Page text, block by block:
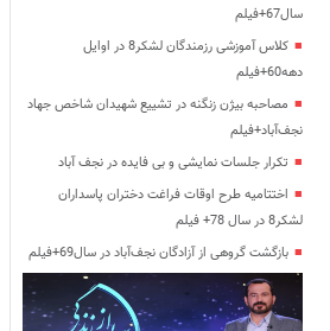
سال67+فیلم
کلاس آموزشی رزمندگان لشکر8 در اوایل
دهه60+فیلم
مصاحبه بیژن زنگنه در تشییع شهیدان شاخص جهاد
نجف‌آباد+فیلم
تکرار جلسات نمایشی و بی فایده در نجف آباد
اختتامیه طرح اوقات فراغت دختران پاسداران
لشکر8 در سال 78+ فیلم
بازگشت گروهی از آزادگان نجف‌آباد در سال69+فیلم